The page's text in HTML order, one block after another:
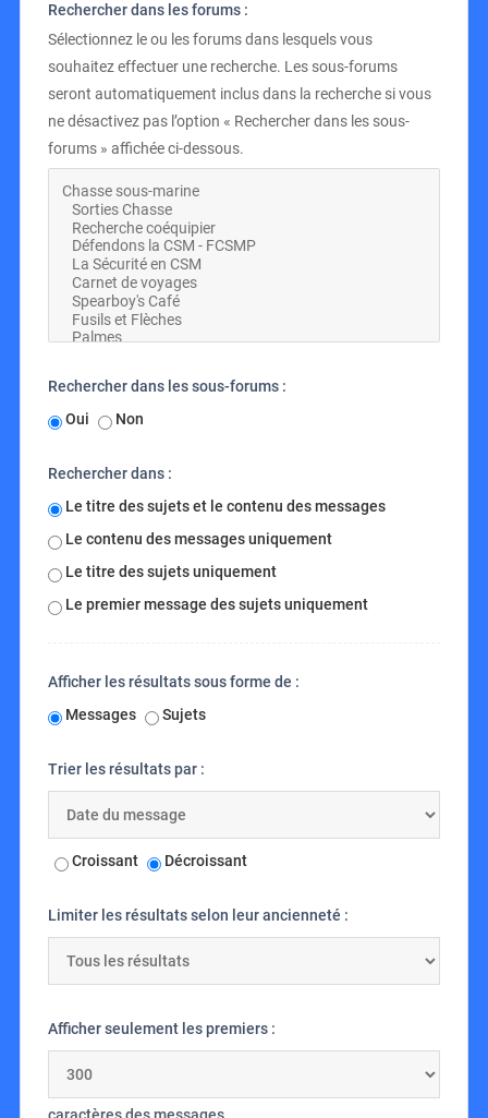
Rechercher dans les forums :
Sélectionnez le ou les forums dans lesquels vous
souhaitez effectuer une recherche. Les sous-forums
seront automatiquement inclus dans la recherche si vous
ne désactivez pas l’option « Rechercher dans les sous-
forums » affichée ci-dessous.
Rechercher dans les sous-forums :
Oui
Non
Rechercher dans :
Le titre des sujets et le contenu des messages
Le contenu des messages uniquement
Le titre des sujets uniquement
Le premier message des sujets uniquement
Afficher les résultats sous forme de :
Messages
Sujets
Trier les résultats par :
Croissant Décroissant
Limiter les résultats selon leur ancienneté :
Afficher seulement les premiers :